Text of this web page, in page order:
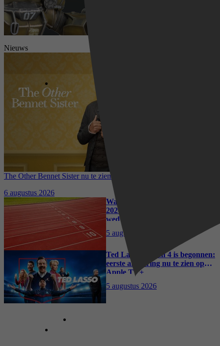
Nieuws
The Other Bennet Sister nu te zien op HBO Max: romantisch
kostuumdrama krijgt lovende recensies
6 augustus 2026
Waar kun je het EK Atletiek
2026 kijken? Zo volg je alle
wedstrijden live
5 augustus 2026
Ted Lasso seizoen 4 is begonnen:
eerste aflevering nu te zien op
Apple TV+
5 augustus 2026